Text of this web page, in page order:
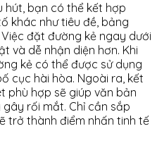
hút, bạn có thể kết hợp
khác như tiêu đề, bảng
đặt đường kẻ ngay dưới
và dễ nhận diện hơn. Khi
kẻ có thể được sử dụng
cục hài hòa. Ngoài ra, kết
phù hợp sẽ giúp văn bản
rối mắt. Chỉ cần sắp
trở thành điểm nhấn tinh tế